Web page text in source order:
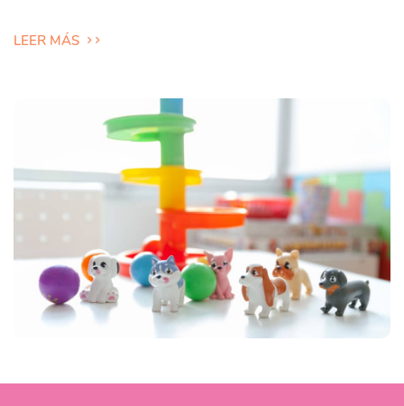
LEER MÁS